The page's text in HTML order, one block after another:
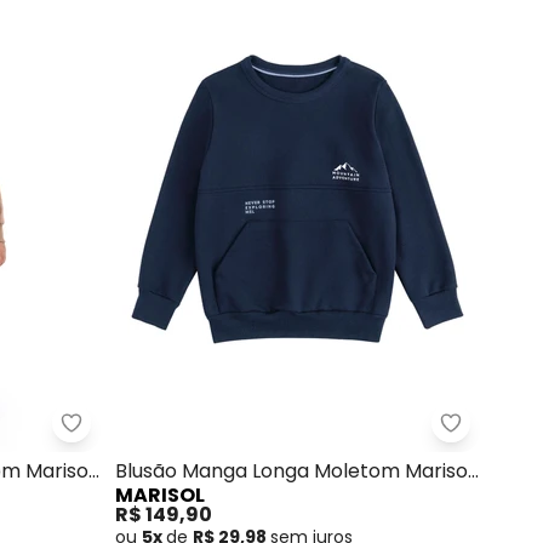
Menino Marisol (Cinza)
Marisol - Blusão Manga Longa Moletom Marisol
Marisol
Marisol -
Blusão Manga Longa Moletom Marisol
(Azul)
MARISOL
R$ 149,90
ou 5xde R$ 29,98 sem juros
com a nossa
Política de